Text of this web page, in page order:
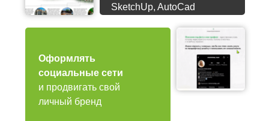
Оформлять
социальные сети
и продвигать свой
личный бренд
SketchUp, AutoCad